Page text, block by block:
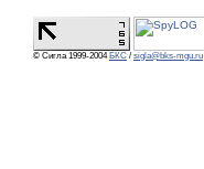
© Сигла 1999-2004 БКС / sigla@bks-mgu.ru